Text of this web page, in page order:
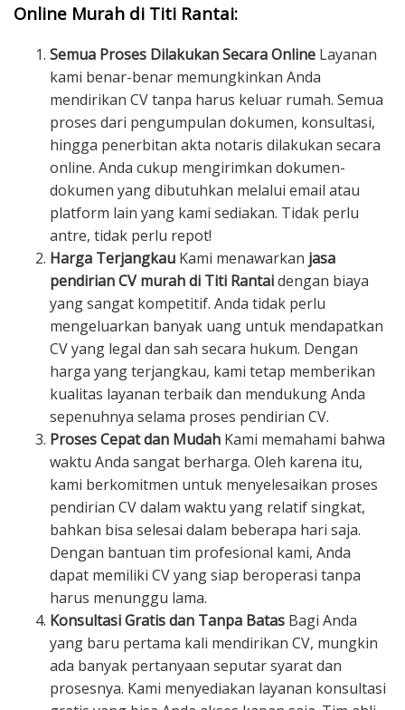
Online Murah di Titi Rantai:
Semua Proses Dilakukan Secara Online Layanan
kami benar-benar memungkinkan Anda
mendirikan CV tanpa harus keluar rumah. Semua
proses dari pengumpulan dokumen, konsultasi,
hingga penerbitan akta notaris dilakukan secara
online. Anda cukup mengirimkan dokumen-
dokumen yang dibutuhkan melalui email atau
platform lain yang kami sediakan. Tidak perlu
antre, tidak perlu repot!
Harga Terjangkau Kami menawarkan jasa
pendirian CV murah di Titi Rantaidengan biaya
yang sangat kompetitif. Anda tidak perlu
mengeluarkan banyak uang untuk mendapatkan
CV yang legal dan sah secara hukum. Dengan
harga yang terjangkau, kami tetap memberikan
kualitas layanan terbaik dan mendukung Anda
sepenuhnya selama proses pendirian CV.
Proses Cepat dan Mudah Kami memahami bahwa
waktu Anda sangat berharga. Oleh karena itu,
kami berkomitmen untuk menyelesaikan proses
pendirian CV dalam waktu yang relatif singkat,
bahkan bisa selesai dalam beberapa hari saja.
Dengan bantuan tim profesional kami, Anda
dapat memiliki CV yang siap beroperasi tanpa
harus menunggu lama.
Konsultasi Gratis dan Tanpa Batas Bagi Anda
yang baru pertama kali mendirikan CV, mungkin
ada banyak pertanyaan seputar syarat dan
prosesnya. Kami menyediakan layanan konsultasi